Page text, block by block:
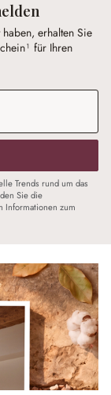
erhalten Sie
für Ihren
Trends rund um das
Sie die
Informationen zum